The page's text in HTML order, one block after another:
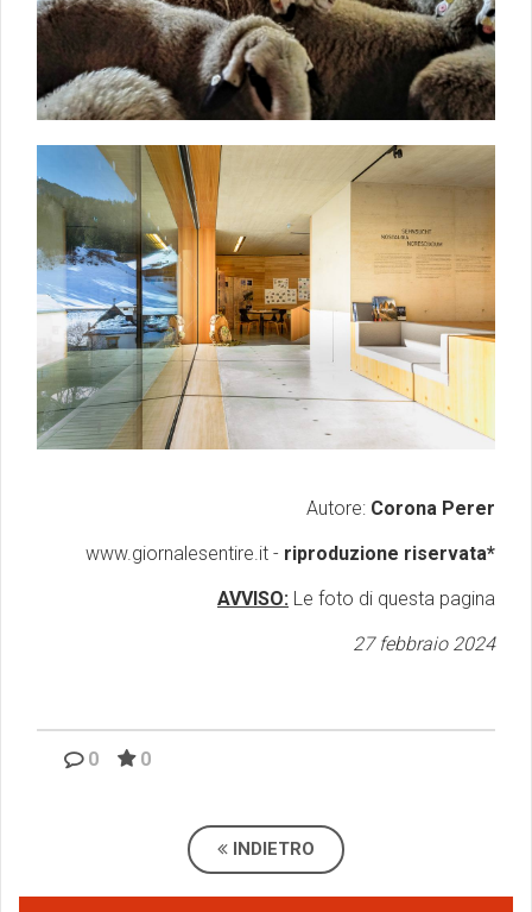
Autore: Corona Perer
www.giornalesentire.it - riproduzione riservata*
AVVISO: Le foto di questa pagina
27 febbraio 2024
0 0
INDIETRO